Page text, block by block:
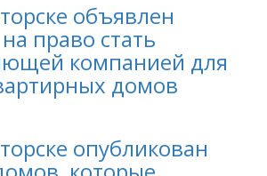
объявлен
право стать
компанией для
домов
опубликован